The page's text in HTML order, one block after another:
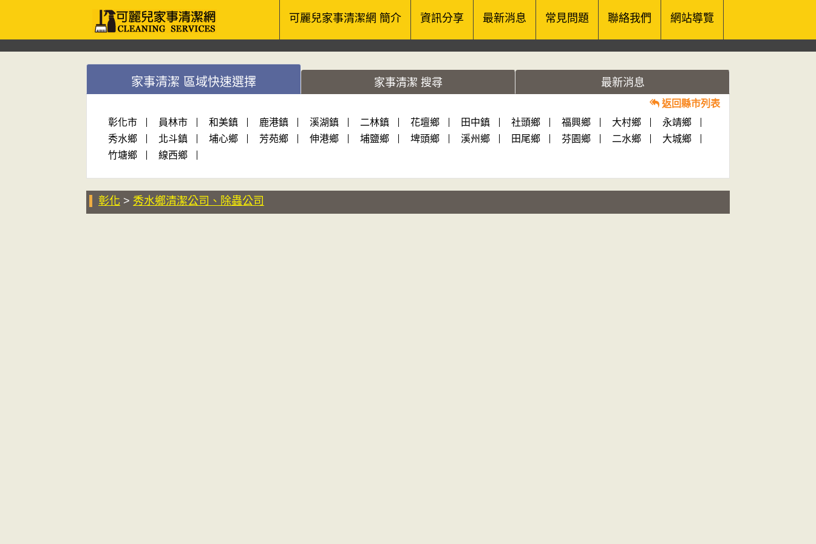
可麗兒家事清潔網 簡介 資訊分享 最新消息 常見問題 聯絡我們 網站導覽
家事清潔 區域快速選擇 家事清潔 搜尋 最新消息
返回縣市列表
彰化市
員林市 和美鎮 鹿港鎮 溪湖鎮 二林鎮 花壇鄉 田中鎮 社頭鄉 福興鄉 大村鄉
永靖鄉
秀水鄉
北斗鎮 埔心鄉 芳苑鄉 伸港鄉 埔鹽鄉 埤頭鄉 溪州鄉 田尾鄉 芬園鄉 二水鄉
大城鄉
竹塘鄉
線西鄉
彰化 > 秀水鄉清潔公司、除蟲公司